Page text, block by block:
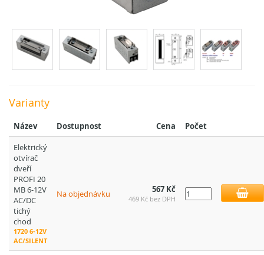
Varianty
Název Dostupnost Cena
Počet
Elektrický
otvírač
dveří
PROFI 20
MB 6-12V
AC/DC
tichý
chod
1720 6-12V
AC/SILENT
Na objednávku 567 Kč
469 Kč bez DPH